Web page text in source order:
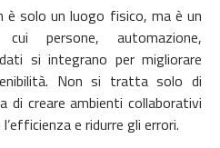
solo un luogo fisico, ma è un
persone, automazione,
si integrano per migliorare
Non si tratta solo di
di creare ambienti collaborativi
e ridurre gli errori.